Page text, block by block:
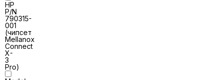
HP
P/N
790315-
001
(чипсет
Mellanox
Connect
X-
3
Pro)